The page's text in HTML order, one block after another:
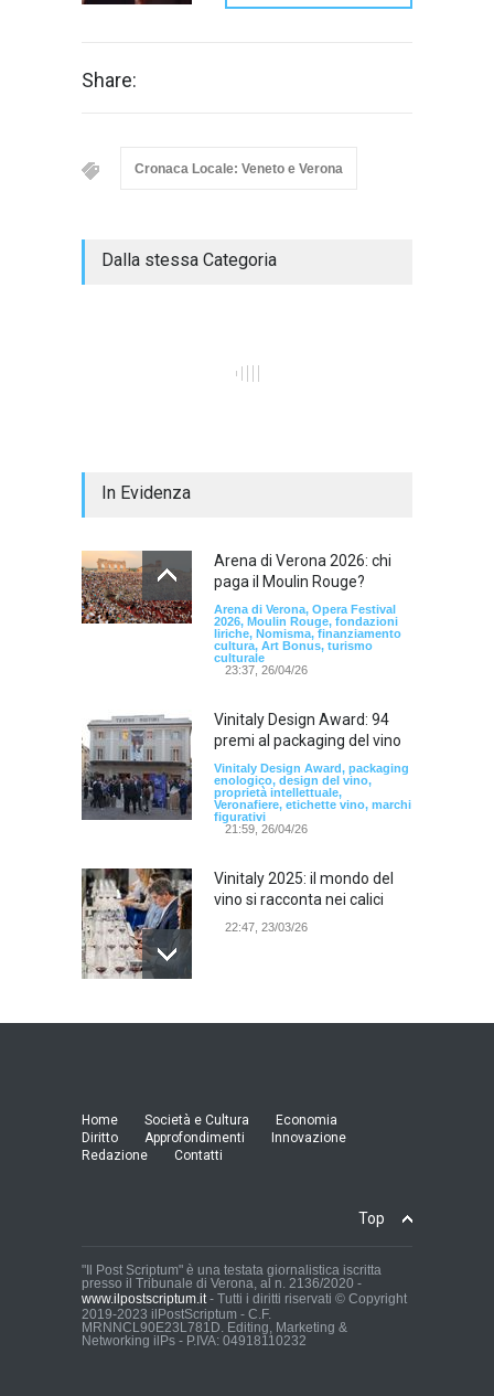
Share:
Cronaca Locale: Veneto e Verona
Dalla stessa Categoria
In Evidenza
Arena di Verona 2026: chi
paga il Moulin Rouge?
Arena di Verona, Opera Festival
2026, Moulin Rouge, fondazioni
liriche, Nomisma, finanziamento
cultura, Art Bonus, turismo
culturale
23:37, 26/04/26
Vinitaly Design Award: 94
premi al packaging del vino
Vinitaly Design Award, packaging
enologico, design del vino,
proprietà intellettuale,
Veronafiere, etichette vino, marchi
figurativi
21:59, 26/04/26
Vinitaly 2025: il mondo del
vino si racconta nei calici
22:47, 23/03/26
Model Expo Italy 2025 a
21:25, 04/03/26
Verona Domani, aumenta il
In Memoria di Albino Perolo:
L'Uomo che ha reso
possibile il Parco delle Mura
Home Società e Cultura
Economia
Diritto
Approfondimenti
Innovazione
Redazione
Contatti
Top
"Il Post Scriptum" è una testata giornalistica iscritta
presso il Tribunale di Verona, al n. 2136/2020 -
www.ilpostscriptum.it - Tutti i diritti riservati © Copyright
2019-2023 ilPostScriptum - C.F.
MRNNCL90E23L781D. Editing, Marketing &
Networking ilPs - P.IVA: 04918110232